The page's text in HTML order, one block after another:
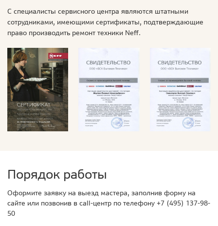
С специалисты сервисного центра являются штатными
сотрудниками, имеющими сертификаты, подтверждающие
право производить ремонт техники Neff.
Порядок работы
Оформите заявку на выезд мастера, заполнив форму на
сайте или позвонив в call-центр по телефону +7 (495) 137-98-
50